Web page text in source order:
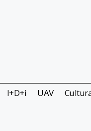
I+D+i UAV